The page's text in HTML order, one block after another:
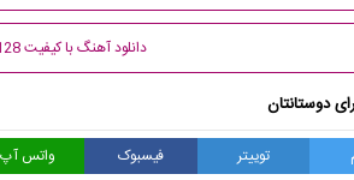
دانلود آهنگ با کیفیت 128
دوستانتان
توییتر فیسبوک واتس آپ